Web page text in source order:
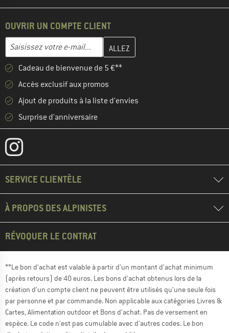
OUVRIR UN COMPTE CLIENT
Adresse e-mail
Entrez votre adresse e-mail ici et créez votre compte client à la
Cadeau de bienvenue de 5 €**
Accès exclusif aux promos
Ajout de produits à la liste d'envies
Surprise d'anniversaire
SERVICE CLIENTÈLE
À PROPOS DES ALPINISTES
RÉVOQUER LE CONTRAT
**Le bon d'achat est valable à partir d'un montant d'achat minimum
(après retours) de 40 euros. Les bons d'achat obtenus lors de la
création d'un compte client ne peuvent être utilisés qu'une seule fois
par personne et par commande. Non applicable aux catégories Livres &
Cartes, Alimentation outdoor et Bons d'achat. Pas de versement en
espèce. Le code n'est pas cumulable avec d'autres codes. Le bon